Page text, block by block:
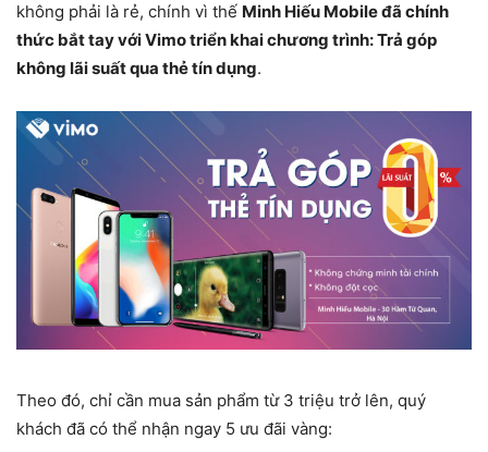
không phải là rẻ, chính vì thế Minh Hiếu Mobile đã chính
thức bắt tay với Vimo triển khai chương trình: Trả góp
không lãi suất qua thẻ tín dụng.
Theo đó, chỉ cần mua sản phẩm từ 3 triệu trở lên, quý
khách đã có thể nhận ngay 5 ưu đãi vàng: